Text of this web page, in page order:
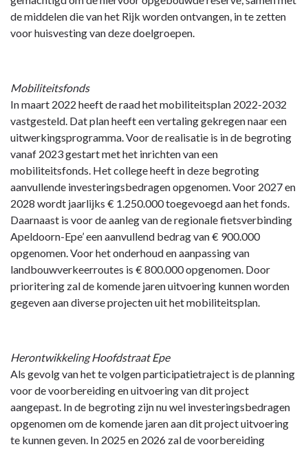
de middelen die van het Rijk worden ontvangen, in te zetten
voor huisvesting van deze doelgroepen.
Mobiliteitsfonds
In maart 2022 heeft de raad het mobiliteitsplan 2022-2032
vastgesteld. Dat plan heeft een vertaling gekregen naar een
uitwerkingsprogramma. Voor de realisatie is in de begroting
vanaf 2023 gestart met het inrichten van een
mobiliteitsfonds. Het college heeft in deze begroting
aanvullende investeringsbedragen opgenomen. Voor 2027 en
2028 wordt jaarlijks € 1.250.000 toegevoegd aan het fonds.
Daarnaast is voor de aanleg van de regionale fietsverbinding
Apeldoorn-Epe’ een aanvullend bedrag van € 900.000
opgenomen. Voor het onderhoud en aanpassing van
landbouwverkeerroutes is € 800.000 opgenomen. Door
prioritering zal de komende jaren uitvoering kunnen worden
gegeven aan diverse projecten uit het mobiliteitsplan.
Herontwikkeling Hoofdstraat Epe
Als gevolg van het te volgen participatietraject is de planning
voor de voorbereiding en uitvoering van dit project
aangepast. In de begroting zijn nu wel investeringsbedragen
opgenomen om de komende jaren aan dit project uitvoering
te kunnen geven. In 2025 en 2026 zal de voorbereiding